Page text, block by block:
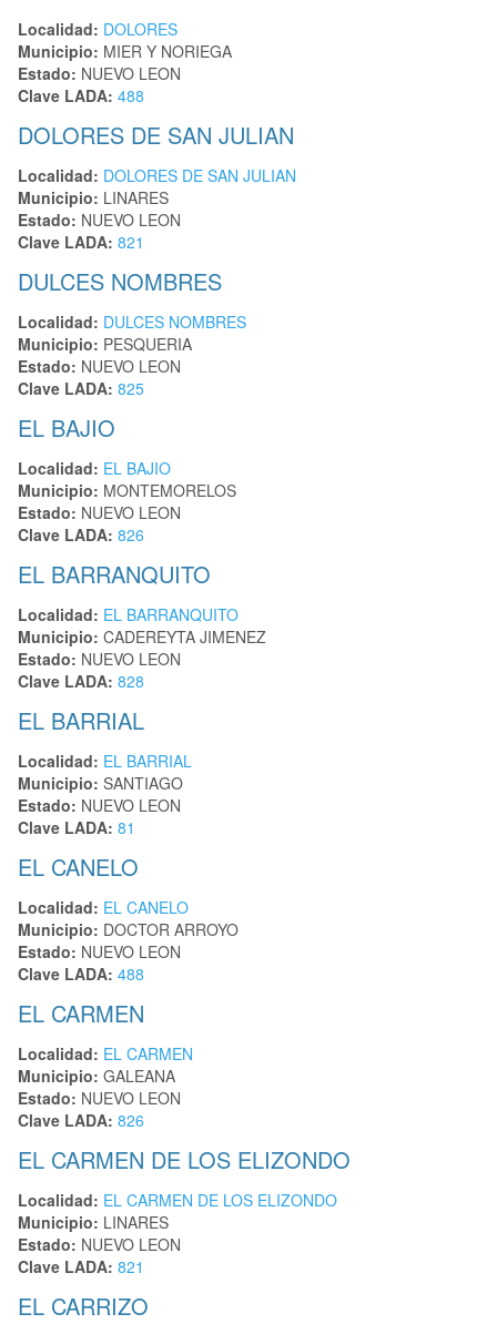
Localidad: DOLORES
Municipio: MIER Y NORIEGA
Estado: NUEVO LEON
Clave LADA: 488
DOLORES DE SAN JULIAN
Localidad: DOLORES DE SAN JULIAN
Municipio: LINARES
Estado: NUEVO LEON
Clave LADA: 821
DULCES NOMBRES
Localidad: DULCES NOMBRES
Municipio: PESQUERIA
Estado: NUEVO LEON
Clave LADA: 825
EL BAJIO
Localidad: EL BAJIO
Municipio: MONTEMORELOS
Estado: NUEVO LEON
Clave LADA: 826
EL BARRANQUITO
Localidad: EL BARRANQUITO
Municipio: CADEREYTA JIMENEZ
Estado: NUEVO LEON
Clave LADA: 828
EL BARRIAL
Localidad: EL BARRIAL
Municipio: SANTIAGO
Estado: NUEVO LEON
Clave LADA: 81
EL CANELO
Localidad: EL CANELO
Municipio: DOCTOR ARROYO
Estado: NUEVO LEON
Clave LADA: 488
EL CARMEN
Localidad: EL CARMEN
Municipio: GALEANA
Estado: NUEVO LEON
Clave LADA: 826
EL CARMEN DE LOS ELIZONDO
Localidad: EL CARMEN DE LOS ELIZONDO
Municipio: LINARES
Estado: NUEVO LEON
Clave LADA: 821
EL CARRIZO